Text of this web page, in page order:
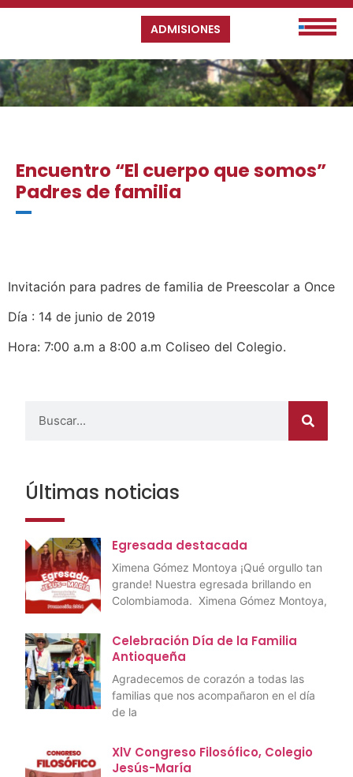
ADMISIONES
Encuentro “El cuerpo que somos”
Padres de familia
Invitación para padres de familia de Preescolar a Once
Día : 14 de junio de 2019
Hora: 7:00 a.m a 8:00 a.m Coliseo del Colegio.
Últimas noticias
Egresada destacada
Ximena Gómez Montoya ¡Qué orgullo tan
grande! Nuestra egresada brillando en
Colombiamoda. Ximena Gómez Montoya,
Celebración Día de la Familia
Antioqueña
Agradecemos de corazón a todas las
familias que nos acompañaron en el día
de la
XlV Congreso Filosófico, Colegio
Jesús-María